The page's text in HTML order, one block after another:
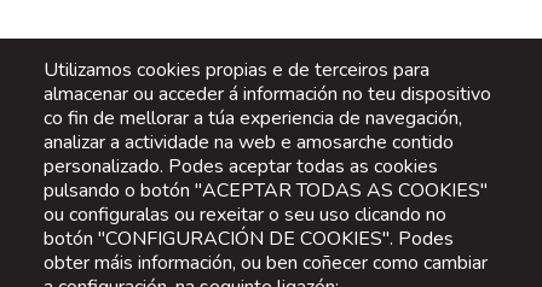
Utilizamos cookies propias e de terceiros para
almacenar ou acceder á información no teu dispositivo
co fin de mellorar a túa experiencia de navegación,
analizar a actividade na web e amosarche contido
personalizado. Podes aceptar todas as cookies
pulsando o botón "ACEPTAR TODAS AS COOKIES"
ou configuralas ou rexeitar o seu uso clicando no
botón "CONFIGURACIÓN DE COOKIES". Podes
obter máis información, ou ben coñecer como cambiar